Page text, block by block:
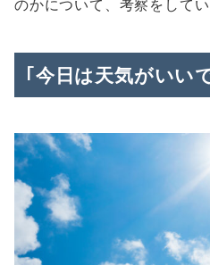
のかについて、考察をしてい
｢今日は天気がいい